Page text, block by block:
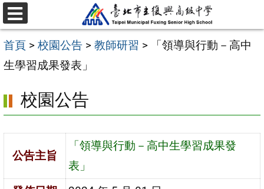
跳
至
主
要
容
區
選
單
首頁 > 校園公告 > 教師研習 >
「領導與行動－高中
生學習成果發表」
校園公告
公告主旨
「領導與行動－高中生學習成果發
表」